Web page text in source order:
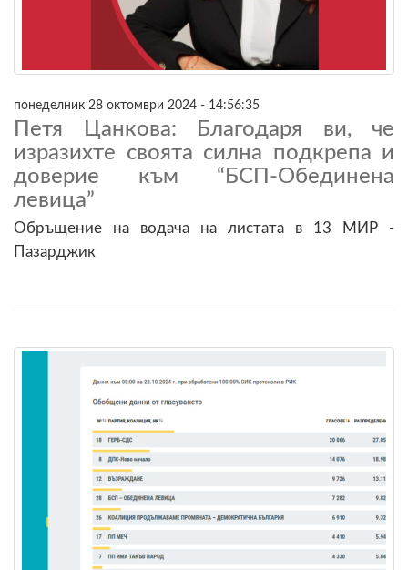
понеделник 28 октомври 2024 - 14:56:35
Петя Цанкова: Благодаря ви, че
изразихте своята силна подкрепа и
доверие към “БСП-Обединена
левица”
Обръщение на водача на листата в 13 МИР -
Пазарджик